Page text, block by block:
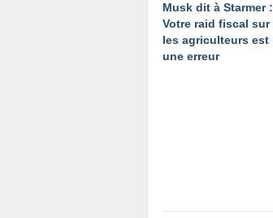
Musk dit à Starmer :
Votre raid fiscal sur
les agriculteurs est
une erreur